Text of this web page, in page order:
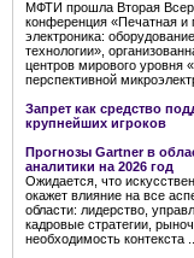
МФТИ прошла Вторая
конференция «Печатная и
электроника:
технологии»,
центров мирового уровня
перспективной
Запрет как средство
крупнейших игроков
Прогнозы Gartner в
аналитики на 2026 год
Ожидается, что
окажет влияние на все
области: лидерство,
кадровые стратегии,
необходимость контекста ...